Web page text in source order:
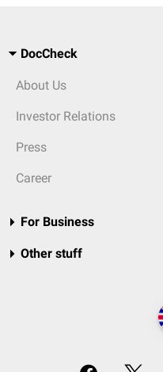
DocCheck
About Us
Investor Relations
Press
Career
For Business
Other stuff